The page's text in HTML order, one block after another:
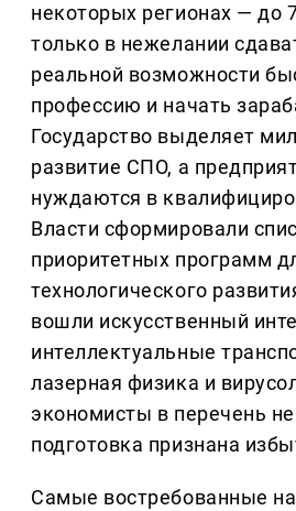
некоторых регионах — до
только в нежелании
реальной возможности
профессию и начать
Государство выделяет
развитие СПО, а
нуждаются в
Власти сформировали
приоритетных программ
технологического
вошли искусственный
интеллектуальные
лазерная физика и
экономисты в перечень
подготовка признана
Самые востребованные